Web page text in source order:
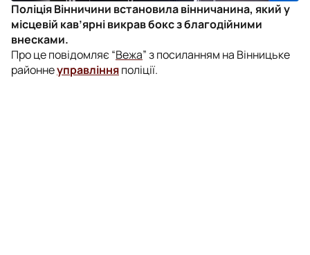
Поліція Вінничини встановила вінничанина, який у
місцевій кав’ярні викрав бокс з благодійними
внесками.
Про це повідомляє “Вежа” з посиланням на Вінницьке
районнеуправлінняполіції.